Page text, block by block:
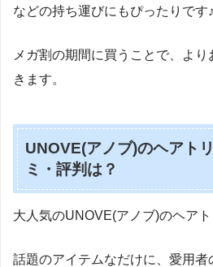
などの持ち運びにもぴったりです♪
メガ割の期間に買うことで、よ
きます。
UNOVE(アノブ)のヘアト
ミ・評判は？
大人気のUNOVE(アノブ)のヘアト
話題のアイテムなだけに、愛用者